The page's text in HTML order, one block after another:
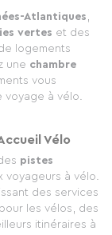
Atlantiques ,
vertes et des
logements
une chambre
vous
voyage à vélo.
Vélo
pistes
voyageurs à vélo.
des services
les vélos, des
itinéraires à